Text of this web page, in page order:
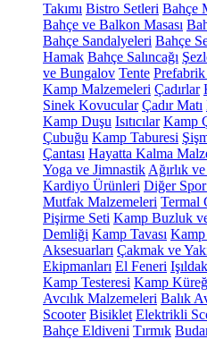
Takımı Bistro Setleri Bahçe
Bahçe ve Balkon Masası
Bahçe Sandalyeleri Bahçe
Hamak Bahçe Salıncağı
ve Bungalov Tente
Kamp Malzemeleri Çadırlar
Sinek Kovucular Çadır Matı
Kamp Duşu Isıtıcılar Kamp
Çubuğu Kamp Taburesi
Çantası Hayatta Kalma
Yoga ve Jimnastik Ağırlık
Kardiyo Ürünleri Diğer
Mutfak Malzemeleri Termal
Pişirme Seti Kamp Buzluk
Demliği Kamp Tavası Kamp
Aksesuarları Çakmak ve
Ekipmanları El Feneri Işıldak
Kamp Testeresi Kamp
Avcılık Malzemeleri Balık
Scooter Bisiklet Elektrikli
Bahçe Eldiveni Tırmık